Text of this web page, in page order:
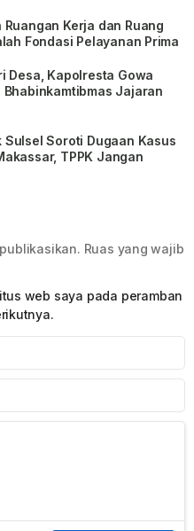
Kerja dan Ruang
Fondasi Pelayanan Prima
Desa, Kapolresta Gowa
Jajaran
Sulsel Soroti Dugaan Kasus
TPPK Jangan
Ruas yang wajib
web saya pada peramban